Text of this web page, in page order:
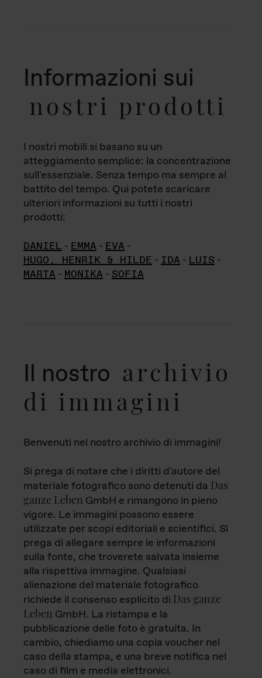
Informazioni sui
nostri prodotti
I nostri mobili si basano su un
atteggiamento semplice: la concentrazione
sull'essenziale. Senza tempo ma sempre al
battito del tempo. Qui potete scaricare
ulteriori informazioni su tutti i nostri
prodotti:
DANIEL - EMMA - EVA -
HUGO, HENRIK & HILDE - IDA - LUIS -
MARTA - MONIKA - SOFIA
Il nostro archivio
di immagini
Benvenuti nel nostro archivio di immagini!
Si prega di notare che i diritti d'autore del
materiale fotografico sono detenuti da Das
ganze Leben GmbH e rimangono in pieno
vigore. Le immagini possono essere
utilizzate per scopi editoriali e scientifici. Si
prega di allegare sempre le informazioni
sulla fonte, che troverete salvata insieme
alla rispettiva immagine. Qualsiasi
alienazione del materiale fotografico
richiede il consenso esplicito di Das ganze
Leben GmbH. La ristampa e la
pubblicazione delle foto è gratuita. In
cambio, chiediamo una copia voucher nel
caso della stampa, e una breve notifica nel
caso di film e media elettronici.